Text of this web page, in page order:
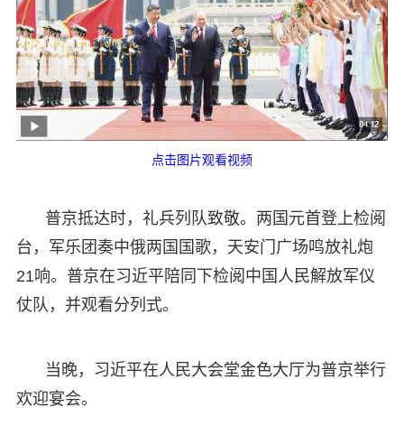
点击图片观看视频
普京抵达时，礼兵列队致敬。两国元首登上检阅
台，军乐团奏中俄两国国歌，天安门广场鸣放礼炮
21响。普京在习近平陪同下检阅中国人民解放军仪
仗队，并观看分列式。
当晚，习近平在人民大会堂金色大厅为普京举行
欢迎宴会。